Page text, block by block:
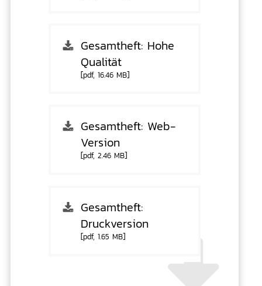
Gesamtheft: Hohe
Qualität
[pdf, 16.46 MB]
Gesamtheft: Web-
Version
[pdf, 2.46 MB]
Gesamtheft:
Druckversion
[pdf, 1.65 MB]